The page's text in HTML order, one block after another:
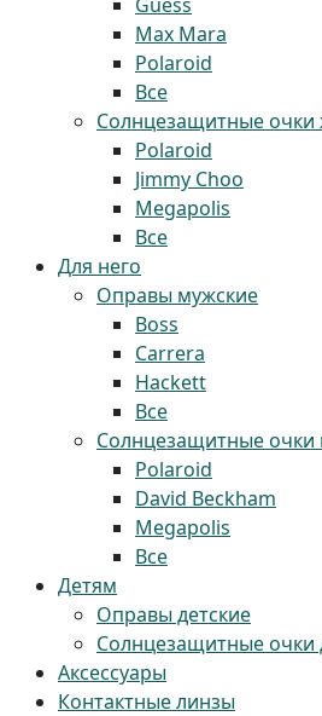
Max Mara
Polaroid
Все
Солнцезащитные очки
Polaroid
Jimmy Choo
Megapolis
Все
Для него
Оправы мужские
Boss
Carrera
Hackett
Все
Солнцезащитные очки
Polaroid
David Beckham
Megapolis
Все
Детям
Оправы детские
Солнцезащитные очки
Аксессуары
Контактные линзы